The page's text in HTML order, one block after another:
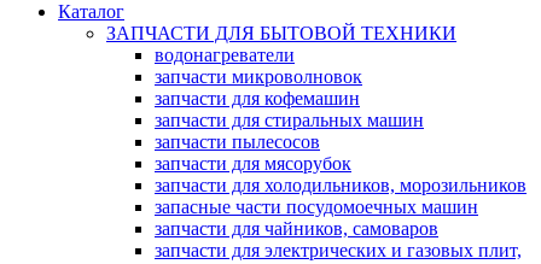
Каталог
ЗАПЧАСТИ ДЛЯ БЫТОВОЙ ТЕХНИКИ
водонагреватели
запчасти микроволновок
запчасти для кофемашин
запчасти для стиральных машин
запчасти пылесосов
запчасти для мясорубок
запчасти для холодильников, морозильников
запасные части посудомоечных машин
запчасти для чайников, самоваров
запчасти для электрических и газовых плит,